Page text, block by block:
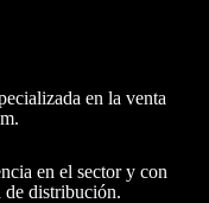
en la venta
en el sector y con
de distribución.